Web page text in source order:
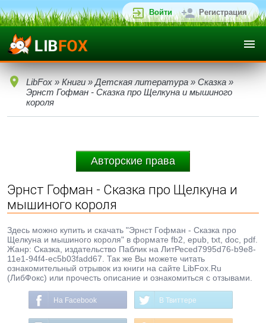
Войти Регистрация
LibFox » Книги » Детская литература » Сказка »
Эрнст Гофман - Сказка про Щелкуна и мышиного
короля
Авторские права
Эрнст Гофман - Сказка про Щелкуна и
мышиного короля
Здесь можно купить и скачать "Эрнст Гофман - Сказка про
Щелкуна и мышиного короля" в формате fb2, epub, txt, doc, pdf.
Жанр: Сказка, издательство Паблик на ЛитРесеd7995d76-b9e8-
11e1-94f4-ec5b03fadd67. Так же Вы можете читать
ознакомительный отрывок из книги на сайте LibFox.Ru
(ЛибФокс) или прочесть описание и ознакомиться с отзывами.
На Facebook В Твиттере